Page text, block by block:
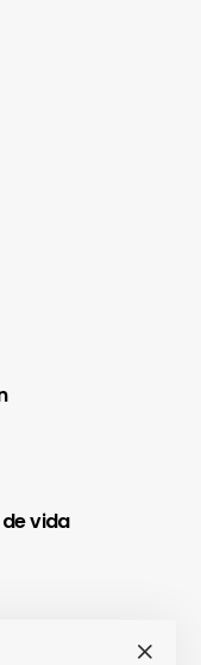
vida